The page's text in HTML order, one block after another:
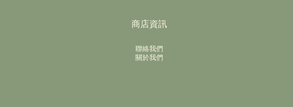
商店資訊
聯絡我們
關於我們